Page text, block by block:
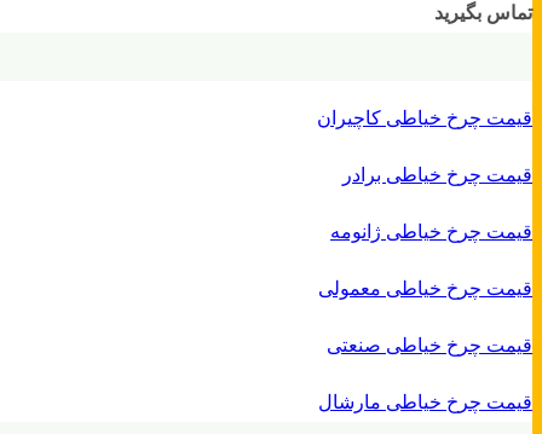
تماس بگیرید
قیمت چرخ خیاطی کاچیران
قیمت چرخ خیاطی برادر
قیمت چرخ خیاطی ژانومه
قیمت چرخ خیاطی معمولی
قیمت چرخ خیاطی صنعتی
قیمت چرخ خیاطی مارشال